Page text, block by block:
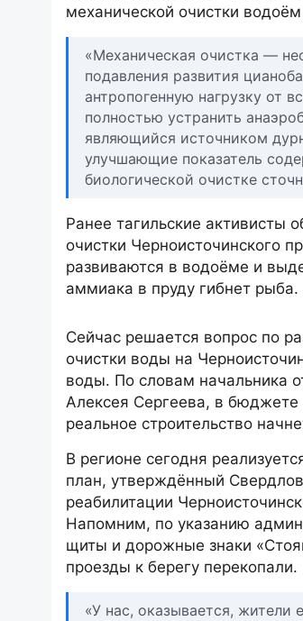
механической очистки водоём
«Механическая очистка —
подавления развития
антропогенную нагрузку от
полностью устранить
являющийся источником
улучшающие показатель
биологической очистке
Ранее тагильские активисты
очистки Черноисточинского
развиваются в водоёме и
аммиака в пруду гибнет рыба.
Сейчас решается вопрос по
очистки воды на
воды. По словам начальника
Алексея Сергеева, в бюджете
реальное строительство
В регионе сегодня
план, утверждённый
реабилитации
Напомним, по указанию
щиты и дорожные знаки
проезды к берегу перекопали.
«У нас, оказывается,